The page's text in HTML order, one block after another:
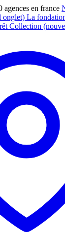
agences en france
onglet) La
Collection